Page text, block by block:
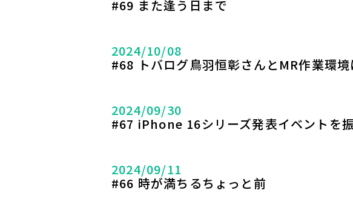
#69 また逢う日まで
2024/10/08
#68 トバログ鳥羽恒彰さんとMR作業環
2024/09/30
#67 iPhone 16シリーズ発表イベントを
2024/09/11
#66 時が満ちるちょっと前